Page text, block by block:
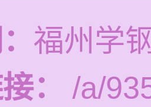
福州学
：
/a/